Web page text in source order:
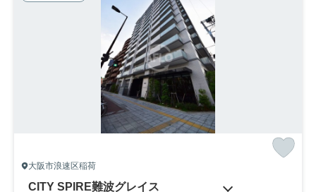
大阪市浪速区稲荷
CITY SPIRE難波グレイス